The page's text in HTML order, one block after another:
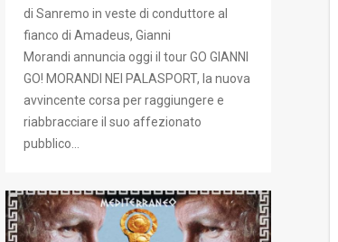
di Sanremo in veste di conduttore al
fianco di Amadeus, Gianni
Morandi annuncia oggi il tour GO GIANNI
GO! MORANDI NEI PALASPORT, la nuova
avvincente corsa per raggiungere e
riabbracciare il suo affezionato
pubblico…